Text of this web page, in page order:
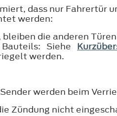
dass nur Fahrertür
werden:
die anderen
Bauteils: Siehe
werden.
werden beim
Zündung nicht